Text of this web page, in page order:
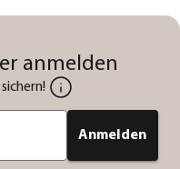
anmelden
Anmelden